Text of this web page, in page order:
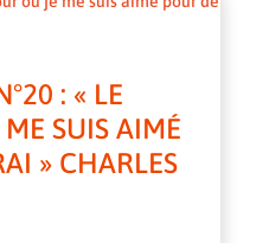
: « LE
SUIS AIMÉ
» CHARLES